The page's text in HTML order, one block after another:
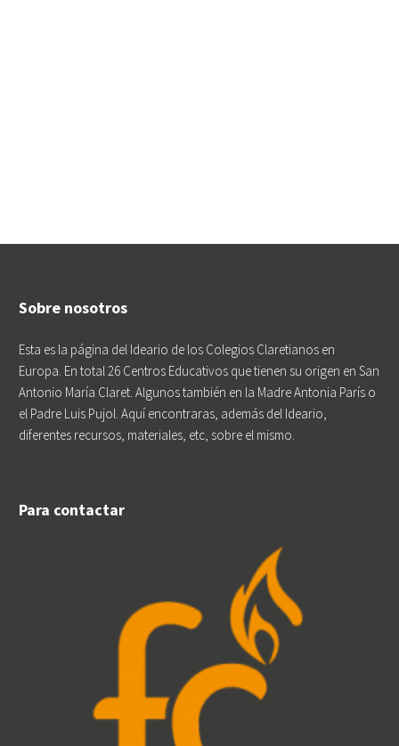
Sobre nosotros
Esta es la página del Ideario de los Colegios Claretianos en
Europa. En total 26 Centros Educativos que tienen su origen en San
Antonio María Claret. Algunos también en la Madre Antonia París o
el Padre Luis Pujol. Aquí encontraras, además del Ideario,
diferentes recursos, materiales, etc, sobre el mismo.
Para contactar